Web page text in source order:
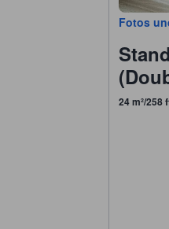
Fotos
24 m²/258